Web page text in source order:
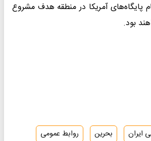
پایگاه‌های آمریکا در منطقه هدف مشروع
بود.
ایران بحرین
روابط عمومی